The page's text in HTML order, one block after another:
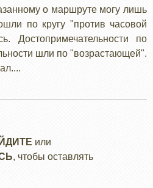
о маршруте могу лишь
по кругу "против часовой
Достопримечательности по
шли по "возрастающей".
или
, чтобы оставлять